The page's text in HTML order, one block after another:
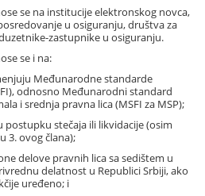
se na institucije elektronskog novca,
u osiguranju, društva za
zastupnike u osiguranju.
se i na:
Međunarodne standarde
odnosno Međunarodni standard
i srednja pravna lica (MSFI za MSP);
postupku stečaja ili likvidacije (osim
3. ovog člana);
delove pravnih lica sa sedištem u
delatnost u Republici Srbiji, ako
uređeno; i